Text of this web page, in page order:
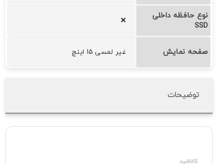
نوع حافظه داخلی
SSD
❌
صفحه نمایش غیر لمسی 15 اینچ
توضیحات